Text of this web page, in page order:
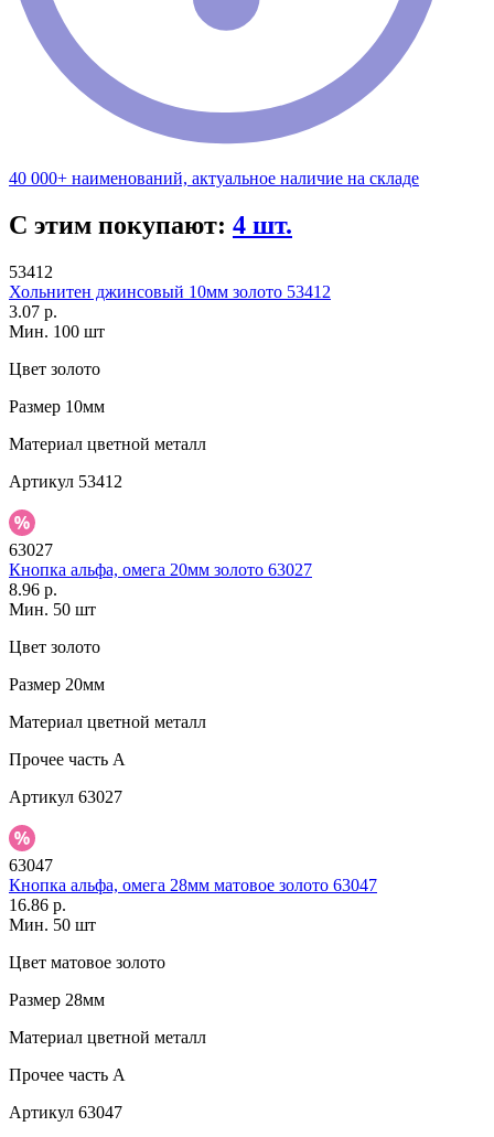
40 000+ наименований, актуальное наличие на складе
С этим покупают: 4 шт.
53412
Хольнитен джинсовый 10мм золото 53412
3.07 р.
Мин. 100 шт
Цвет золото
Размер 10мм
Материал цветной металл
Артикул 53412
63027
Кнопка альфа, омега 20мм золото 63027
8.96 р.
Мин. 50 шт
Цвет золото
Размер 20мм
Материал цветной металл
Прочее часть A
Артикул 63027
63047
Кнопка альфа, омега 28мм матовое золото 63047
16.86 р.
Мин. 50 шт
Цвет матовое золото
Размер 28мм
Материал цветной металл
Прочее часть A
Артикул 63047